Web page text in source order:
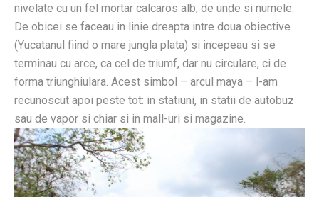
nivelate cu un fel mortar calcaros alb, de unde si numele.
De obicei se faceau in linie dreapta intre doua obiective
(Yucatanul fiind o mare jungla plata) si incepeau si se
terminau cu arce, ca cel de triumf, dar nu circulare, ci de
forma triunghiulara. Acest simbol – arcul maya – l-am
recunoscut apoi peste tot: in statiuni, in statii de autobuz
sau de vapor si chiar si in mall-uri si magazine.